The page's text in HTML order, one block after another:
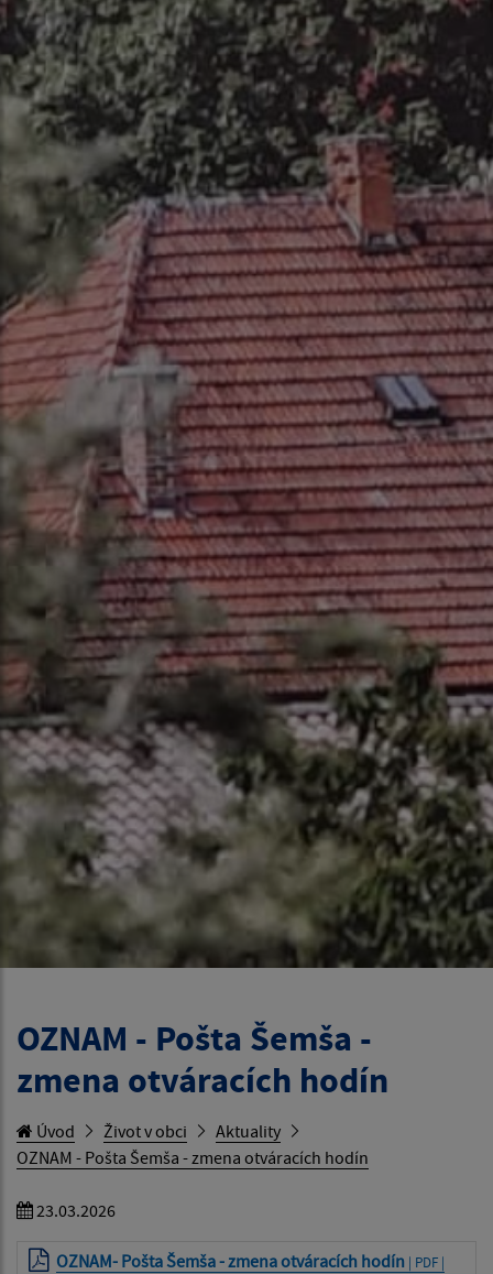
OZNAM - Pošta Šemša -
zmena otváracích hodín
Úvod Život v obci
Aktuality
OZNAM - Pošta Šemša - zmena otváracích hodín
23.03.2026
OZNAM- Pošta Šemša - zmena otváracích hodín | PDF |